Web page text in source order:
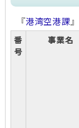
『港湾空港課』
番
号
事業名